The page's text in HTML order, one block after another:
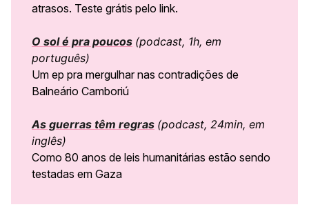
atrasos. Teste grátis pelo link.
O sol é pra poucos (podcast, 1h, em
português)
Um ep pra mergulhar nas contradições de
Balneário Camboriú
As guerras têm regras (podcast, 24min, em
inglês)
Como 80 anos de leis humanitárias estão sendo
testadas em Gaza